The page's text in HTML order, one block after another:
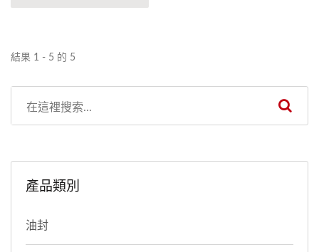
客戶選擇，也為客戶提供客
的自動變速箱油封和密封件
可使自動變速箱有更長服務
壽命和更佳的性能。針對變
和活塞組合，例如Honda、
BMW、GM等車系。
結果 1 - 5 的 5
產品類別
油封